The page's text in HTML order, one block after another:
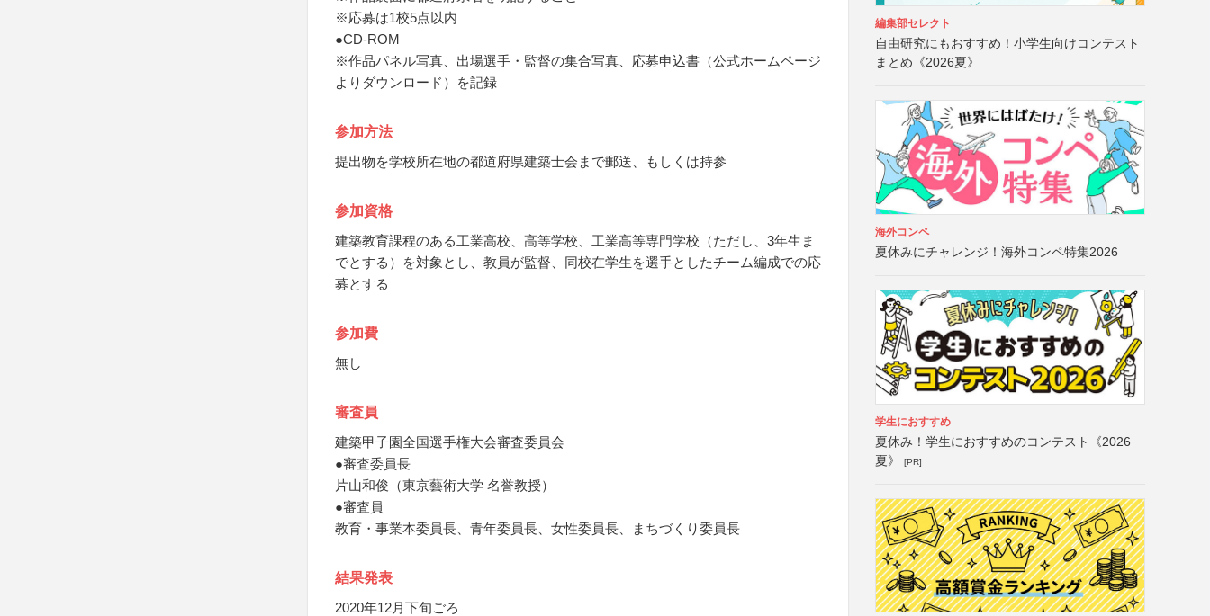
※応募は1校5点以内
●CD-ROM
※作品パネル写真、出場選手・監督の集合写真、応募申込書（公式ホームページ
よりダウンロード）を記録
参加方法
提出物を学校所在地の都道府県建築士会まで郵送、もしくは持参
参加資格
建築教育課程のある工業高校、高等学校、工業高等専門学校（ただし、3年生ま
でとする）を対象とし、教員が監督、同校在学生を選手としたチーム編成での応
募とする
参加費
無し
審査員
建築甲子園全国選手権大会審査委員会
●審査委員長
片山和俊（東京藝術大学 名誉教授）
●審査員
教育・事業本委員長、青年委員長、女性委員長、まちづくり委員長
結果発表
2020年12月下旬ごろ
編集部セレクト
自由研究にもおすすめ！小学生向けコンテスト
まとめ《2026夏》
海外コンペ
夏休みにチャレンジ！海外コンペ特集2026
学生におすすめ
夏休み！学生におすすめのコンテスト《2026
夏》
[PR]